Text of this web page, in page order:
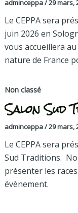
adminceppa/29 mars,
Le CEPPA sera
juin 2026 en
vous accueillera
nature de France
Non classé
Salon Sud
adminceppa/29 mars,
Le CEPPA sera
Sud Traditions.
présenter les races
évènement.